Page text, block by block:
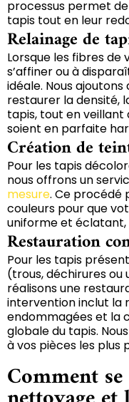
processus permet
tapis tout en leur
Relainage de
Lorsque les fibres
s’affiner ou à
idéale. Nous
restaurer la densité,
tapis, tout en veillant
soient en parfaite
Création de
Pour les tapis
nous offrons un
mesure. Ce procédé
couleurs pour que
uniforme et
Restauration
Pour les tapis
(trous, déchirures ou
réalisons une
intervention inclut la
endommagées et la
globale du tapis.
à vos pièces les plus
Comment